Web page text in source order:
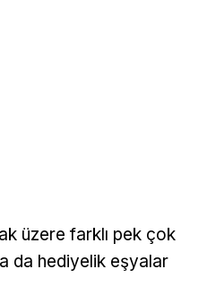
üzere farklı pek çok
da hediyelik eşyalar